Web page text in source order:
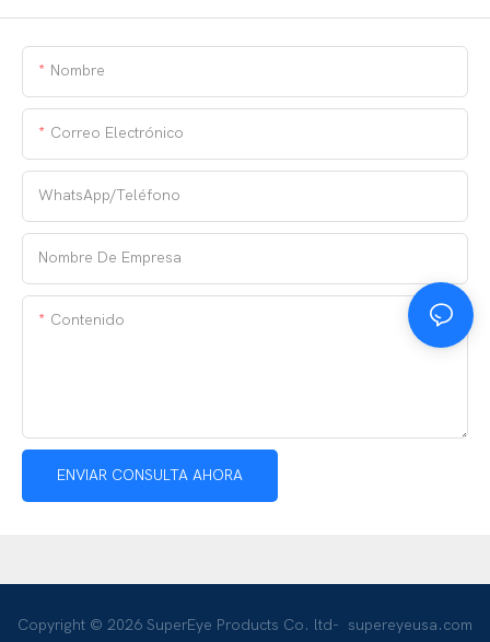
Nombre
Correo Electrónico
WhatsApp/teléfono
Nombre De Empresa
Contenido
ENVIAR CONSULTA AHORA
Copyright © 2026 SuperEye Products Co. ltd- supereyeusa.com